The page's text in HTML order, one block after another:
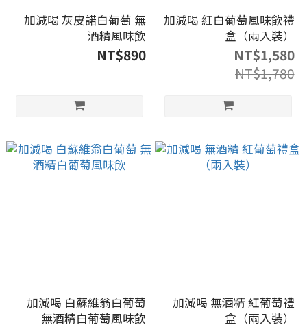
加減喝 灰皮諾白葡萄 無
酒精風味飲
NT$890
加減喝 紅白葡萄風味飲禮
盒（兩入裝）
NT$1,580
NT$1,780
加減喝 白蘇維翁白葡萄
無酒精白葡萄風味飲
加減喝 無酒精 紅葡萄禮
盒（兩入裝）